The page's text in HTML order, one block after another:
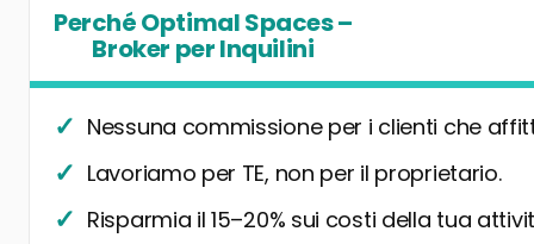
Perché Optimal Spaces –
Broker per Inquilini
Nessuna commissione per i clienti che
Lavoriamo per TE, non per il proprietario.
Risparmia il 15–20% sui costi della tua